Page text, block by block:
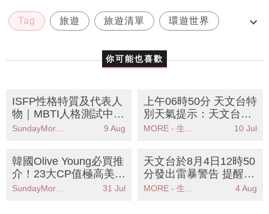
Tag 旅遊 旅遊清單 環遊世界
你可能也喜歡
ISFP性格特質及代表人
物｜MBTI人格測試中被
稱為「冒險家」人格
SundayMore編輯部 9 Aug
上午06時50分 天文台特
別天氣提示：天文台預
測本港部分地區將有大
MORE - 生活品味 10 Jul
韓國Olive Young必買推
介！23大CP值極高美妝
好物：保濕面膜/防曬棒
31 Jul
天文台於8月4日12時50
分發出雷暴警告 提醒市
民做好防範措施
4 Aug